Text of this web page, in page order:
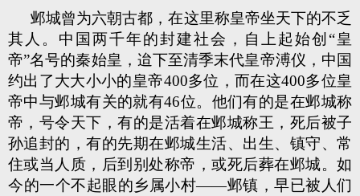
邺城曾为六朝古都，在这里称皇帝坐天下的不乏
其人。中国两千年的封建社会，自上起始创“皇
帝”名号的秦始皇，迨下至清季末代皇帝溥仪，中国
约出了大大小小的皇帝400多位，而在这400多位皇
帝中与邺城有关的就有46位。他们有的是在邺城称
帝，号令天下，有的是活着在邺城称王，死后被子
孙追封的，有的先期在邺城生活、出生、镇守、常
住或当人质，后到别处称帝，或死后葬在邺城。如
今的一个不起眼的乡属小村——邺镇，早已被人们